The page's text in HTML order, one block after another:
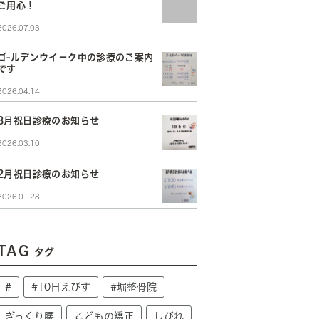
用心！
-ルデンウイ－ク中の診療のご案内
す
月祝日診療のお知らせ
月祝日診療のお知らせ
タグ
# #10日えびす #堀整骨院
ぎっくり腰 こどもの矯正 しびれ